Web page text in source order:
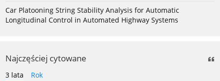
Car Platooning String Stability Analysis for Automatic
Longitudinal Control in Automated Highway Systems
Najczęściej cytowane
3 lata
Rok